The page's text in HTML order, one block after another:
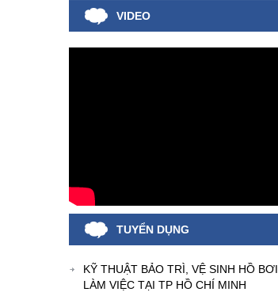
VIDEO
TUYỂN DỤNG
KỸ THUẬT BẢO TRÌ, VỆ SINH HỒ BƠI
LÀM VIỆC TẠI TP HỒ CHÍ MINH